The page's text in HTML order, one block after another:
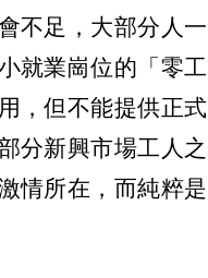
不足，大部分人一
就業崗位的「零工
，但不能提供正式
分新興市場工人之
情所在，而純粹是